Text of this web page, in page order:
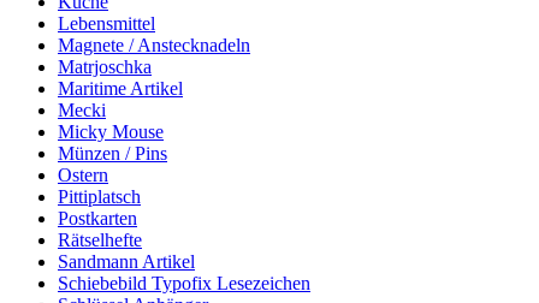
Lebensmittel
Magnete / Anstecknadeln
Matrjoschka
Maritime Artikel
Mecki
Micky Mouse
Münzen / Pins
Ostern
Pittiplatsch
Postkarten
Rätselhefte
Sandmann Artikel
Schiebebild Typofix Lesezeichen